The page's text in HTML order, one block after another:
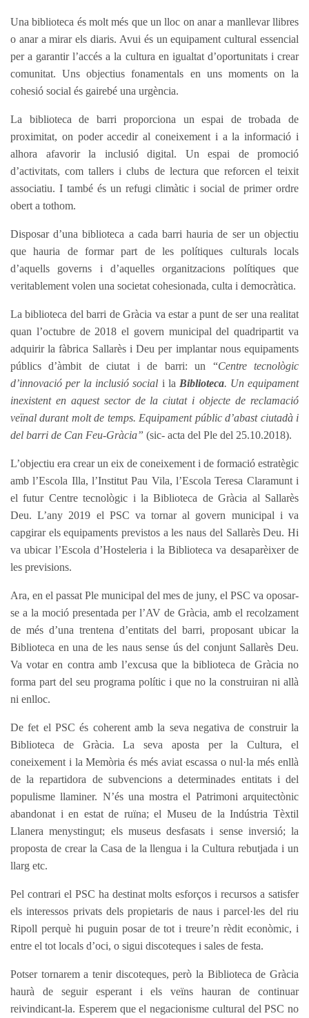
Una biblioteca és molt més que un lloc on anar a manllevar llibres
o anar a mirar els diaris. Avui és un equipament cultural essencial
per a garantir l’accés a la cultura en igualtat d’oportunitats i crear
comunitat. Uns objectius fonamentals en uns moments on la
cohesió social és gairebé una urgència.
La biblioteca de barri proporciona un espai de trobada de
proximitat, on poder accedir al coneixement i a la informació i
alhora afavorir la inclusió digital. Un espai de promoció
d’activitats, com tallers i clubs de lectura que reforcen el teixit
associatiu. I també és un refugi climàtic i social de primer ordre
obert a tothom.
Disposar d’una biblioteca a cada barri hauria de ser un objectiu
que hauria de formar part de les polítiques culturals locals
d’aquells governs i d’aquelles organitzacions polítiques que
veritablement volen una societat cohesionada, culta i democràtica.
La biblioteca del barri de Gràcia va estar a punt de ser una realitat
quan l’octubre de 2018 el govern municipal del quadripartit va
adquirir la fàbrica Sallarès i Deu per implantar nous equipaments
públics d’àmbit de ciutat i de barri: un “Centre tecnològic
d’innovació per la inclusió social i la Biblioteca. Un equipament
inexistent en aquest sector de la ciutat i objecte de reclamació
veïnal durant molt de temps. Equipament públic d’abast ciutadà i
del barri de Can Feu-Gràcia” (sic- acta del Ple del 25.10.2018).
L’objectiu era crear un eix de coneixement i de formació estratègic
amb l’Escola Illa, l’Institut Pau Vila, l’Escola Teresa Claramunt i
el futur Centre tecnològic i la Biblioteca de Gràcia al Sallarès
Deu. L’any 2019 el PSC va tornar al govern municipal i va
capgirar els equipaments previstos a les naus del Sallarès Deu. Hi
va ubicar l’Escola d’Hosteleria i la Biblioteca va desaparèixer de
les previsions.
Ara, en el passat Ple municipal del mes de juny, el PSC va oposar-
se a la moció presentada per l’AV de Gràcia, amb el recolzament
de més d’una trentena d’entitats del barri, proposant ubicar la
Biblioteca en una de les naus sense ús del conjunt Sallarès Deu.
Va votar en contra amb l’excusa que la biblioteca de Gràcia no
forma part del seu programa polític i que no la construiran ni allà
ni enlloc.
De fet el PSC és coherent amb la seva negativa de construir la
Biblioteca de Gràcia. La seva aposta per la Cultura, el
coneixement i la Memòria és més aviat escassa o nul·la més enllà
de la repartidora de subvencions a determinades entitats i del
populisme llaminer. N’és una mostra el Patrimoni arquitectònic
abandonat i en estat de ruïna; el Museu de la Indústria Tèxtil
Llanera menystingut; els museus desfasats i sense inversió; la
proposta de crear la Casa de la llengua i la Cultura rebutjada i un
llarg etc.
Pel contrari el PSC ha destinat molts esforços i recursos a satisfer
els interessos privats dels propietaris de naus i parcel·les del riu
Ripoll perquè hi puguin posar de tot i treure’n rèdit econòmic, i
entre el tot locals d’oci, o sigui discoteques i sales de festa.
Potser tornarem a tenir discoteques, però la Biblioteca de Gràcia
haurà de seguir esperant i els veïns hauran de continuar
reivindicant-la. Esperem que el negacionisme cultural del PSC no